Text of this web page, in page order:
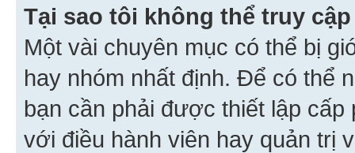
Tại sao tôi không thể truy
Một vài chuyên mục có thể bị
hay nhóm nhất định. Để có thể
bạn cần phải được thiết lập
với điều hành viên hay quản trị